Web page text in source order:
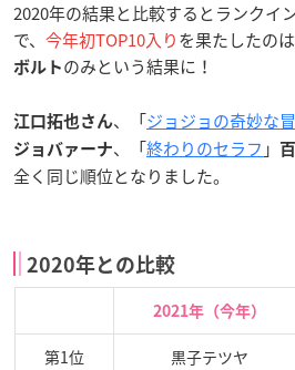
2020年の結果と比較するとランクイ
で、 今年初TOP10入りを果たしたの
ボルト のみという結果に！
江口拓也さん、「ジョジョの奇妙な
ジョバァーナ、「終わりのセラフ 」
全く同じ順位となりました。
2020年との比較
2021年（今年）
第1位 黒子テツヤ